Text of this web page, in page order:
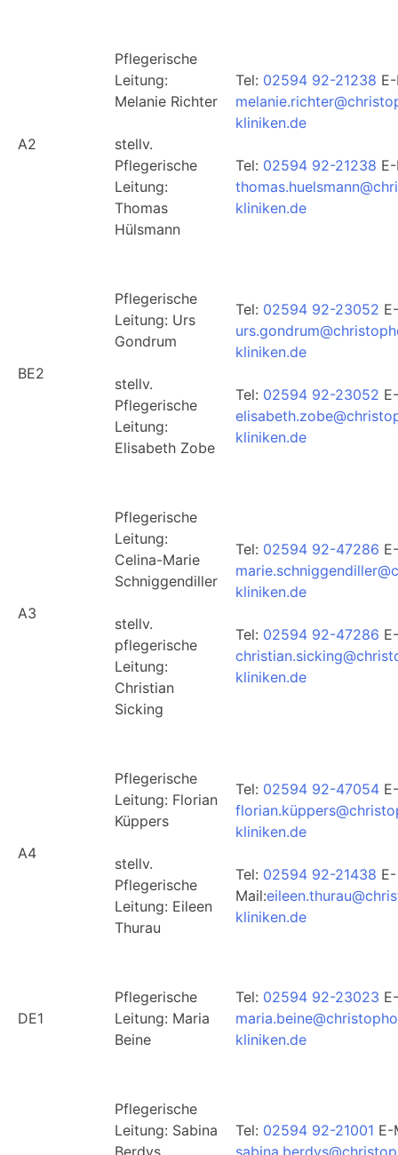
A2
Pflegerische
Leitung:
Melanie Richter
stellv.
Pflegerische
Leitung:
Thomas
Hülsmann
Tel: 02594 92-21238
kliniken.de
Tel: 02594 92-21238
kliniken.de
BE2
Pflegerische
Leitung: Urs
Gondrum
stellv.
Pflegerische
Leitung:
Elisabeth Zobe
Tel: 02594 92-23052
kliniken.de
Tel: 02594 92-23052
kliniken.de
A3
Pflegerische
Leitung:
Celina-Marie
Schniggendiller
stellv.
pflegerische
Leitung:
Christian
Sicking
Tel: 02594 92-47286
kliniken.de
Tel: 02594 92-47286
kliniken.de
A4
Pflegerische
Leitung: Florian
Küppers
stellv.
Pflegerische
Leitung: Eileen
Thurau
Tel: 02594 92-47054
kliniken.de
Tel: 02594 92-21438 E-
Mail:
kliniken.de
DE1
Pflegerische
Leitung: Maria
Beine
Tel: 02594 92-23023
kliniken.de
Pflegerische
Leitung: Sabina
Tel: 02594 92-21001 E-